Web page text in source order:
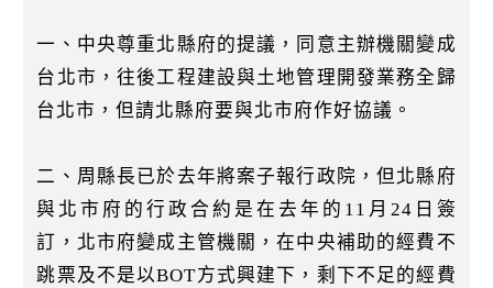
一、中央尊重北縣府的提議，同意主辦機關變成
台北市，往後工程建設與土地管理開發業務全歸
台北市，但請北縣府要與北市府作好協議。
二、周縣長已於去年將案子報行政院，但北縣府
與北市府的行政合約是在去年的11月24日簽
訂，北市府變成主管機關，在中央補助的經費不
跳票及不是以BOT方式興建下，剩下不足的經費